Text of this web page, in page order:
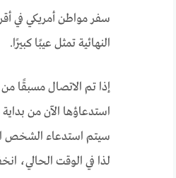
سفر مواطن أمريكي في
النهائية تمثل عيبًا كبيرًا.
إذا تم الاتصال مسبقًا من
استدعاؤها الآن من بداية
سيتم استدعاء الشخص
لذا في الوقت الحالي،